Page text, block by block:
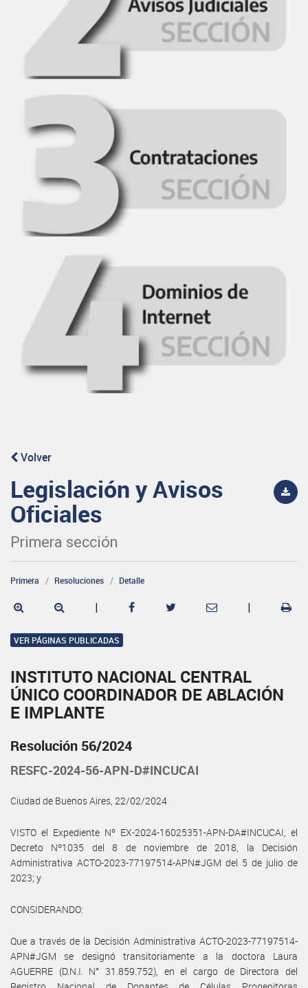
Volver
Legislación y Avisos
Oficiales
Primera sección
Primera Resoluciones Detalle
| |
VER PÁGINAS PUBLICADAS
INSTITUTO NACIONAL CENTRAL
ÚNICO COORDINADOR DE ABLACIÓN
E IMPLANTE
Resolución 56/2024
RESFC-2024-56-APN-D#INCUCAI
Ciudad de Buenos Aires, 22/02/2024
VISTO el Expediente Nº EX-2024-16025351-APN-DA#INCUCAI, el
Decreto Nº1035 del 8 de noviembre de 2018, la Decisión
Administrativa ACTO-2023-77197514-APN#JGM del 5 de julio de
2023; y
CONSIDERANDO:
Que a través de la Decisión Administrativa ACTO-2023-77197514-
APN#JGM se designó transitoriamente a la doctora Laura
AGUERRE (D.N.I. N° 31.859.752), en el cargo de Directora del